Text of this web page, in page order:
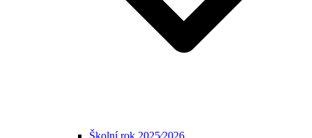
Školní rok 2025⁄2026